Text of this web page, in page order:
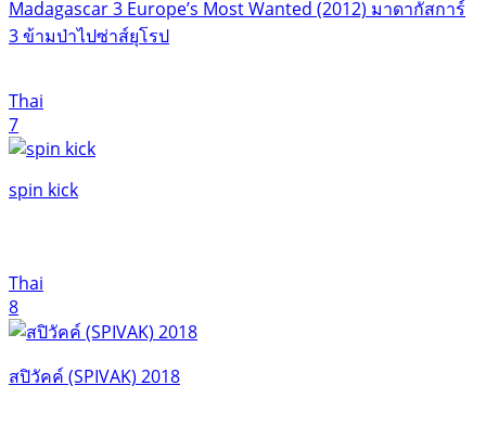
Madagascar 3 Europe’s Most Wanted (2012) มาดากัสการ์
3 ข้ามป่าไปซ่าส์ยุโรป
Thai
7
spin kick
Thai
8
สปิวัคค์ (SPIVAK) 2018